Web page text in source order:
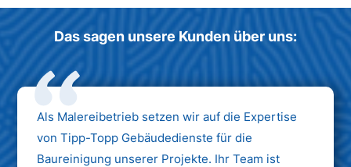
Das sagen unsere Kunden über uns:
Als Malereibetrieb setzen wir auf die Expertise
von Tipp-Topp Gebäudedienste für die
Baureinigung unserer Projekte. Ihr Team ist